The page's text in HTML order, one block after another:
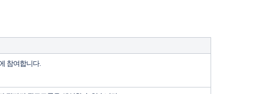
참여합니다.